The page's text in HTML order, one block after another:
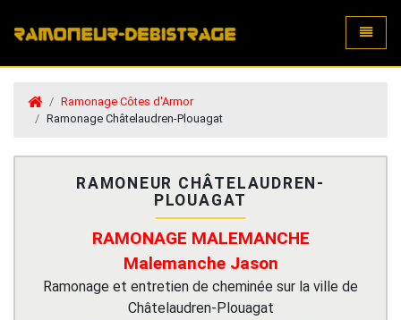
Ramonage Côtes d'Armor
Ramonage Châtelaudren-Plouagat
RAMONEUR CHÂTELAUDREN-
PLOUAGAT
RAMONAGE MALEMANCHE
Malemanche Jason
Ramonage et entretien de cheminée sur la ville de
Châtelaudren-Plouagat